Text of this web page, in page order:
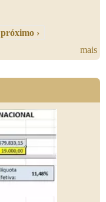
próximo ›
mais